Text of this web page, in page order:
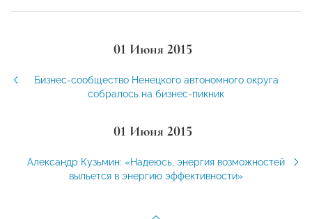
01 Июня 2015
Бизнес-сообщество Ненецкого автономного округа
собралось на бизнес-пикник
01 Июня 2015
Александр Кузьмин: «Надеюсь, энергия возможностей
выльется в энергию эффективности»